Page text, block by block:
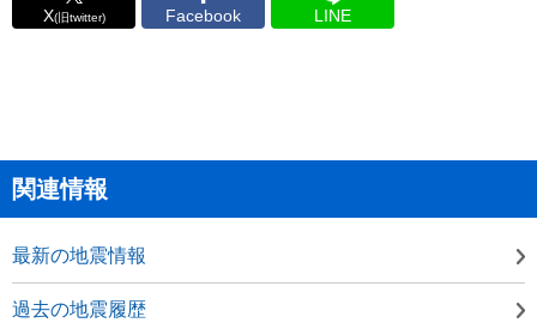
X(旧twitter) Facebook LINE
関連情報
最新の地震情報
過去の地震履歴